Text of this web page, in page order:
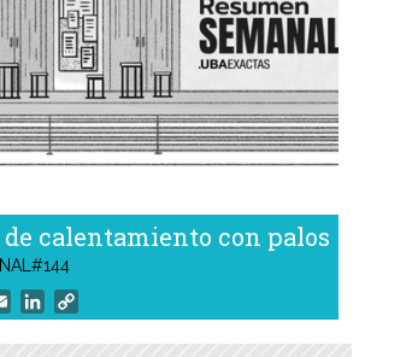
calentamiento con palos
EmailLinkedIn
Link